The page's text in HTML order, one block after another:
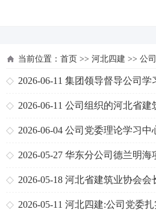
当前位置： 首页 >> 河北四建 >> 公
2026-06-11 集团领导督导公司学
2026-06-11 公司组织的河北省建
圆满举办
2026-06-04 公司党委理论学习中
专题学习
2026-05-27 华东分公司德兰明海
2026-05-18 河北省建筑业协会会
检查指导工作
2026-05-11 河北四建:公司党委